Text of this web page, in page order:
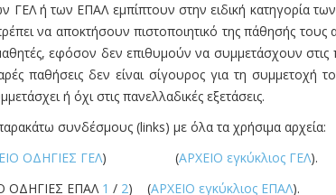
ΓΕΛ ή των ΕΠΑΛ εμπίπτουν στην ειδική
να αποκτήσουν πιστοποιητικό της πάθησής
εφόσον δεν επιθυμούν να συμμετάσχουν
παθήσεις δεν είναι σίγουρος για τη συμμετοχή
ή όχι στις πανελλαδικές εξετάσεις.
συνδέσμους (links) με όλα τα χρήσιμα αρχεία:
ΟΔΗΓΙΕΣ ΓΕΛ) (ΑΡΧΕΙΟ εγκύκλιος ΓΕΛ).
ΕΠΑΛ 1 / 2) (ΑΡΧΕΙΟ εγκύκλιος ΕΠΑΛ).